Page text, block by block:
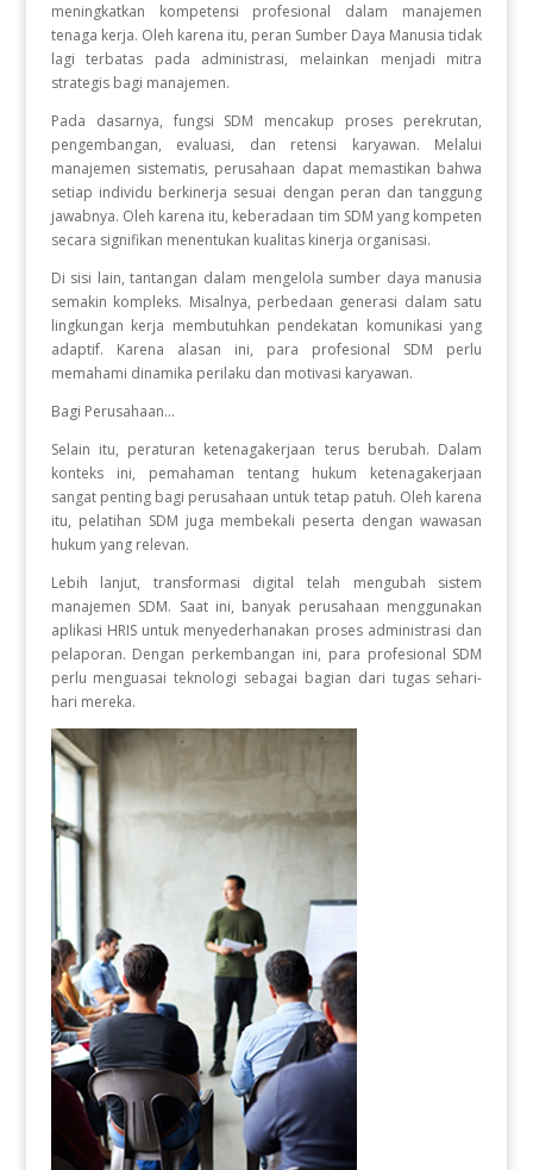
meningkatkan kompetensi profesional dalam manajemen
tenaga kerja. Oleh karena itu, peran Sumber Daya Manusia tidak
lagi terbatas pada administrasi, melainkan menjadi mitra
strategis bagi manajemen.
Pada dasarnya, fungsi SDM mencakup proses perekrutan,
pengembangan, evaluasi, dan retensi karyawan. Melalui
manajemen sistematis, perusahaan dapat memastikan bahwa
setiap individu berkinerja sesuai dengan peran dan tanggung
jawabnya. Oleh karena itu, keberadaan tim SDM yang kompeten
secara signifikan menentukan kualitas kinerja organisasi.
Di sisi lain, tantangan dalam mengelola sumber daya manusia
semakin kompleks. Misalnya, perbedaan generasi dalam satu
lingkungan kerja membutuhkan pendekatan komunikasi yang
adaptif. Karena alasan ini, para profesional SDM perlu
memahami dinamika perilaku dan motivasi karyawan.
Bagi Perusahaan...
Selain itu, peraturan ketenagakerjaan terus berubah. Dalam
konteks ini, pemahaman tentang hukum ketenagakerjaan
sangat penting bagi perusahaan untuk tetap patuh. Oleh karena
itu, pelatihan SDM juga membekali peserta dengan wawasan
hukum yang relevan.
Lebih lanjut, transformasi digital telah mengubah sistem
manajemen SDM. Saat ini, banyak perusahaan menggunakan
aplikasi HRIS untuk menyederhanakan proses administrasi dan
pelaporan. Dengan perkembangan ini, para profesional SDM
perlu menguasai teknologi sebagai bagian dari tugas sehari-
hari mereka.